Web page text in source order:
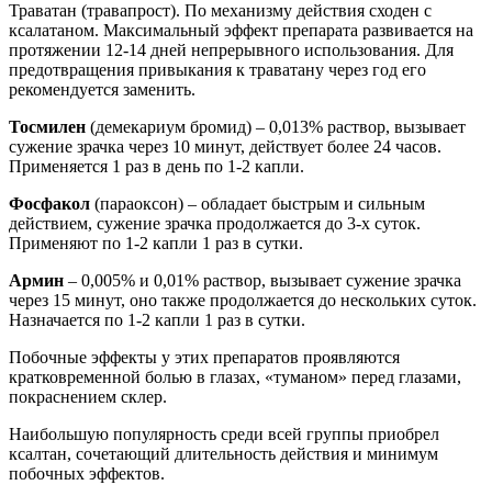
Траватан (травапрост). По механизму действия сходен с
ксалатаном. Максимальный эффект препарата развивается на
протяжении 12-14 дней непрерывного использования. Для
предотвращения привыкания к траватану через год его
рекомендуется заменить.
Тосмилен (демекариум бромид) – 0,013% раствор, вызывает
сужение зрачка через 10 минут, действует более 24 часов.
Применяется 1 раз в день по 1-2 капли.
Фосфакол (параоксон) – обладает быстрым и сильным
действием, сужение зрачка продолжается до 3-х суток.
Применяют по 1-2 капли 1 раз в сутки.
Армин – 0,005% и 0,01% раствор, вызывает сужение зрачка
через 15 минут, оно также продолжается до нескольких суток.
Назначается по 1-2 капли 1 раз в сутки.
Побочные эффекты у этих препаратов проявляются
кратковременной болью в глазах, «туманом» перед глазами,
покраснением склер.
Наибольшую популярность среди всей группы приобрел
ксалтан, сочетающий длительность действия и минимум
побочных эффектов.